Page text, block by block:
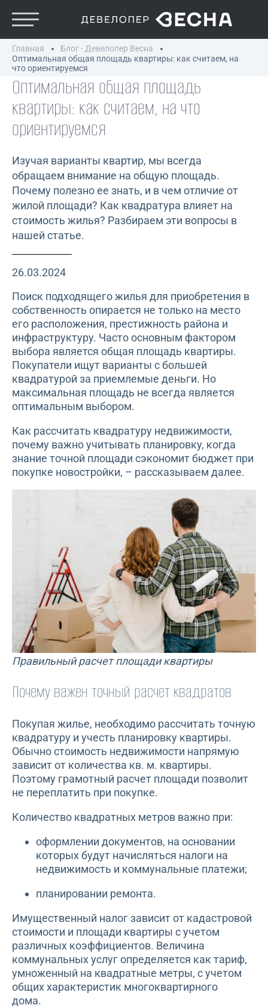
Главная
Блог - Девелопер Весна
Оптимальная общая площадь квартиры: как считаем, на
что ориентируемся
Оптимальная общая площадь
квартиры: как считаем, на что
ориентируемся
Изучая варианты квартир, мы всегда
обращаем внимание на общую площадь.
Почему полезно ее знать, и в чем отличие от
жилой площади? Как квадратура влияет на
стоимость жилья? Разбираем эти вопросы в
нашей статье.
26.03.2024
Поиск подходящего жилья для приобретения в
собственность опирается не только на место
его расположения, престижность района и
инфраструктуру. Часто основным фактором
выбора является общая площадь квартиры.
Покупатели ищут варианты с большей
квадратурой за приемлемые деньги. Но
максимальная площадь не всегда является
оптимальным выбором.
Как рассчитать квадратуру недвижимости,
почему важно учитывать планировку, когда
знание точной площади сэкономит бюджет при
покупке новостройки, – рассказываем далее.
Правильный расчет площади квартиры
Почему важен точный расчет квадратов
Покупая жилье, необходимо рассчитать точную
квадратуру и учесть планировку квартиры.
Обычно стоимость недвижимости напрямую
зависит от количества кв. м. квартиры.
Поэтому грамотный расчет площади позволит
не переплатить при покупке.
Количество квадратных метров важно при:
оформлении документов, на основании
которых будут начисляться налоги на
недвижимость и коммунальные платежи;
планировании ремонта.
Имущественный налог зависит от кадастровой
стоимости и площади квартиры с учетом
различных коэффициентов. Величина
коммунальных услуг определяется как тариф,
умноженный на квадратные метры, с учетом
общих характеристик многоквартирного
дома.